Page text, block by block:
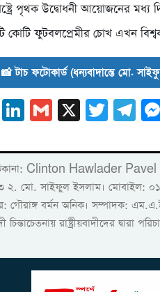
পৃথক উদ্বোধনী আয়োজনের মধ্য
ফুটবলপ্রেমীর চোখ এখন
📸 টাচ ফটোকার্ড (ধন্যবাদান্তে মো.
Pinterest
LinkedIn
Gmail
X
: ঠিকানা: Clinton
২. মো. সাইফুল ইসলাম।
বর্মন অনিক। সম্পাদক: এম.এ.ইউ.
রাষ্ট্রীয়বাদীদের